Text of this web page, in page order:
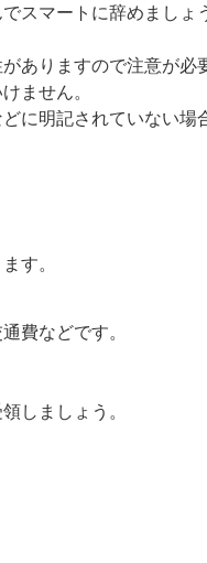
スマートに辞めましょ
ありますので注意が必
ません。
に明記されていない場
す。
費などです。
しましょう。